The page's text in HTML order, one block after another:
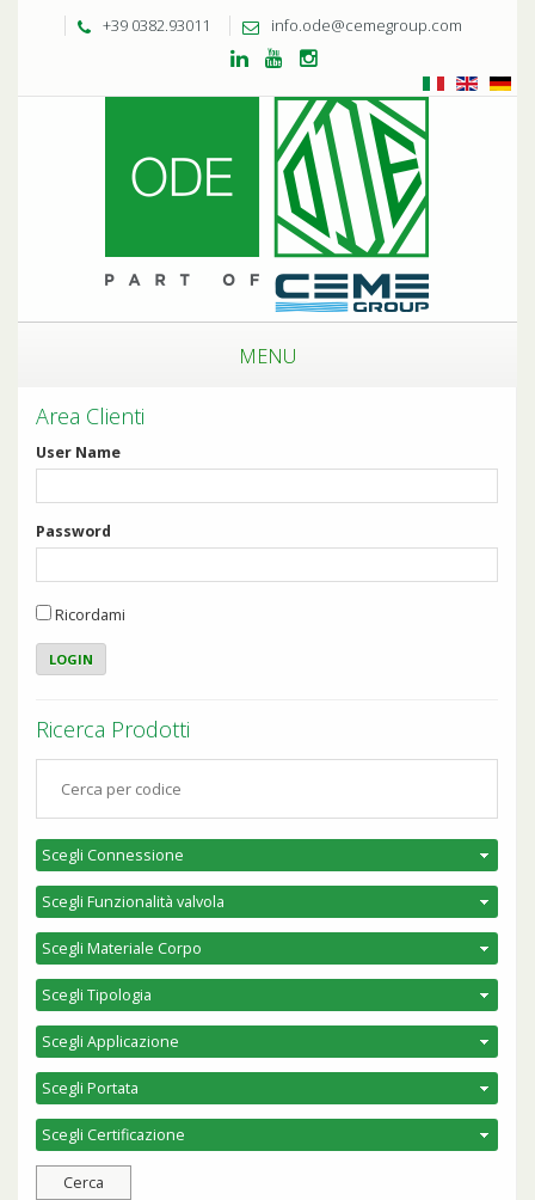
+39 0382.93011 info.ode@cemegroup.com
MENU
Area Clienti
User Name
Password
Ricordami
Ricerca Prodotti